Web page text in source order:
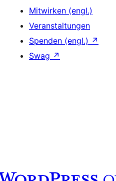
Mitwirken (engl.)
Veranstaltungen
Spenden (engl.) ↗
Swag ↗